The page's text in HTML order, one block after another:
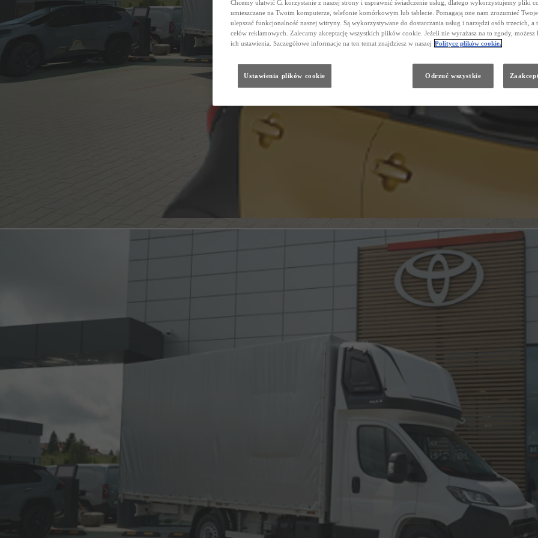
Chcemy ułatwić Ci korzystanie z naszej strony i usprawnić świadczenie usług, dlatego wykorzystujemy pliki
umieszczane na Twoim komputerze, telefonie komórkowym lub tablecie. Pomagają one nam zrozumieć
ulepszać funkcjonalność naszej witryny. Są wykorzystywane do dostarczania usług i narzędzi osób trzecich, a
celów reklamowych. Zalecamy akceptację wszystkich plików cookie. Jeżeli nie wyrażasz na to zgody, możesz
ich ustawienia. Szczegółowe informacje na ten temat znajdziesz w naszej Polityce plików cookie.
Odrzuć wszystkie
Ustawienia plików cookie